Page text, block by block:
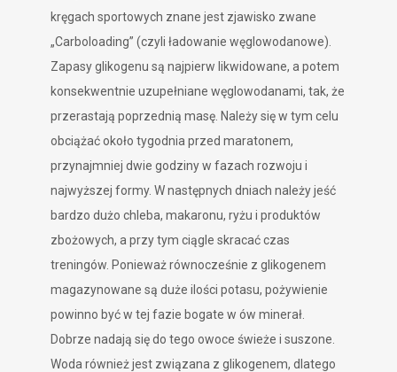
kręgach sportowych znane jest zjawisko zwane
„Carboloading” (czyli ładowanie węglowodanowe).
Zapasy glikogenu są najpierw likwidowane, a potem
konsekwentnie uzupełniane węglowodanami, tak, że
przerastają poprzednią masę. Należy się w tym celu
obciążać około tygodnia przed maratonem,
przynajmniej dwie godziny w fazach rozwoju i
najwyższej formy. W następnych dniach należy jeść
bardzo dużo chleba, makaronu, ryżu i produktów
zbożowych, a przy tym ciągle skracać czas
treningów. Ponieważ równocześnie z glikogenem
magazynowane są duże ilości potasu, pożywienie
powinno być w tej fazie bogate w ów minerał.
Dobrze nadają się do tego owoce świeże i suszone.
Woda również jest związana z glikogenem, dlatego